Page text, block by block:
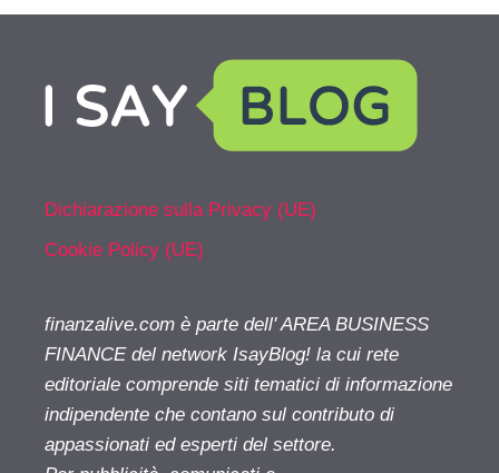
Dichiarazione sulla Privacy (UE)
Cookie Policy (UE)
finanzalive.com è parte dell' AREA BUSINESS
FINANCE del network IsayBlog! la cui rete
editoriale comprende siti tematici di informazione
indipendente che contano sul contributo di
appassionati ed esperti del settore.